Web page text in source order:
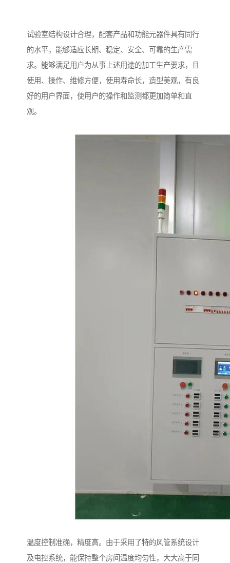
试验室结构设计合理，配套产品和功能元器件具有同行
的水平，能够适应长期、稳定、安全、可靠的生产需
求。能够满足用户为从事上述用途的加工生产要求，且
使用、操作、维修方便，使用寿命长，造型美观，有良
好的用户界面，使用户的操作和监测都更加简单和直
观。
温度控制准确，精度高。由于采用了特的风管系统设计
及电控系统，能保持整个房间温度均匀性，大大高于同